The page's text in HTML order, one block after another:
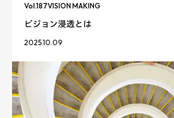
Vol.187VISION MAKING
ビジョン浸透とは
2025.10.09